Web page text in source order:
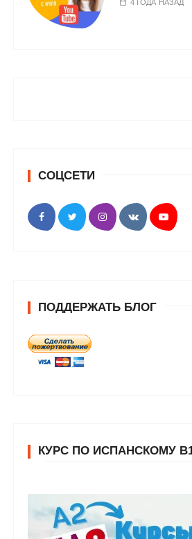
4 ГОДА НАЗАД
СОЦСЕТИ
ПОДДЕРЖАТЬ БЛОГ
КУРС ПО ИСПАНСКОМУ